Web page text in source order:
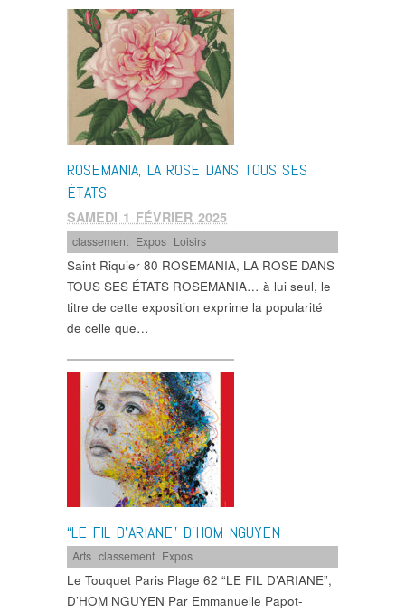
ROSEMANIA, LA ROSE DANS TOUS SES
ÉTATS
SAMEDI 1 FÉVRIER 2025
classement Expos Loisirs
Saint Riquier 80 ROSEMANIA, LA ROSE DANS
TOUS SES ÉTATS ROSEMANIA… à lui seul, le
titre de cette exposition exprime la popularité
de celle que…
“LE FIL D’ARIANE” D’HOM NGUYEN
Arts ,classement Expos
Le Touquet Paris Plage 62 “LE FIL D’ARIANE”,
D’HOM NGUYEN Par Emmanuelle Papot-